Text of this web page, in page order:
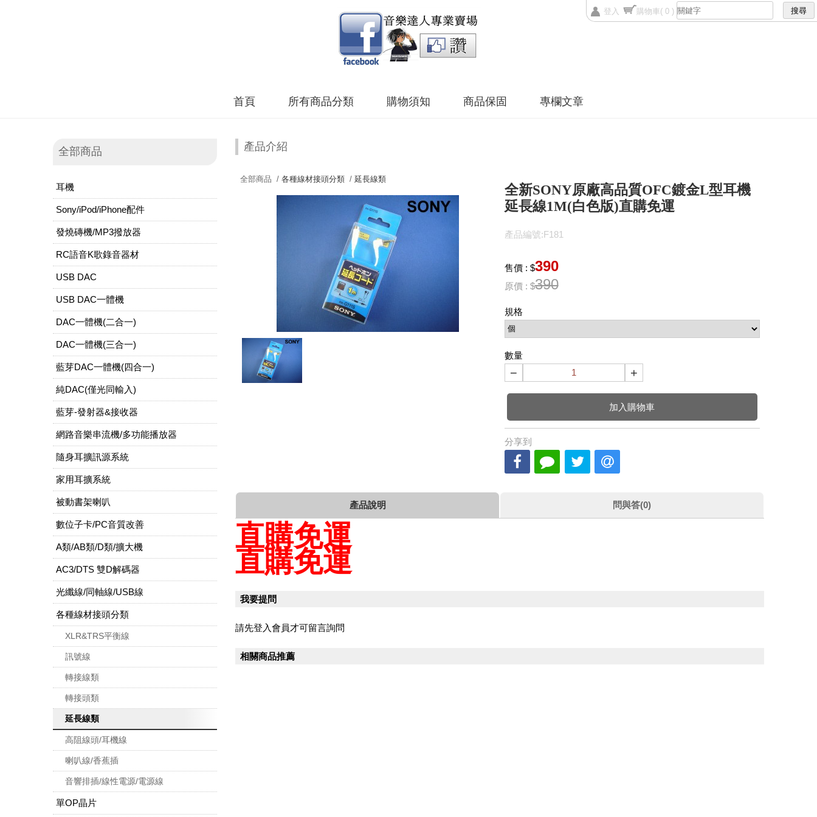
登入 購物車( 0 )
首頁 所有商品分類 購物須知 商品保固 專欄文章
全部商品
耳機
Sony/iPod/iPhone配件
發燒磚機/MP3撥放器
RC語音K歌錄音器材
USB DAC
USB DAC一體機
DAC一體機(二合一)
DAC一體機(三合一)
藍芽DAC一體機(四合一)
純DAC(僅光同輸入)
藍芽-發射器&接收器
網路音樂串流機/多功能播放器
隨身耳擴訊源系統
家用耳擴系統
被動書架喇叭
數位子卡/PC音質改善
A類/AB類/D類/擴大機
AC3/DTS 雙D解碼器
光纖線/同軸線/USB線
各種線材接頭分類
XLR&TRS平衡線
訊號線
轉接線類
轉接頭類
延長線類
高阻線頭/耳機線
喇叭線/香蕉插
音響排插/線性電源/電源線
單OP晶片
產品介紹
全部商品 / 各種線材接頭分類/ 延長線類
全新SONY原廠高品質OFC鍍金L型耳機
延長線1M(白色版)直購免運
產品編號:F181
售價 : $390
原價 : $390
規格
數量
− +
加入購物車
分享到
產品說明 問與答(0)
直購免運
直購免運
我要提問
請先登入會員才可留言詢問
相關商品推薦